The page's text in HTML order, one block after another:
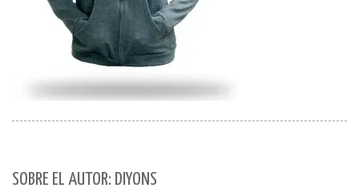
SOBRE EL AUTOR: DIYONS